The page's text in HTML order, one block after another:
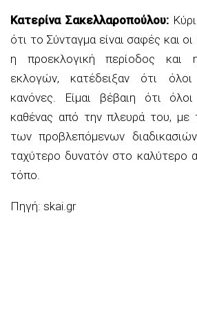
Κατερίνα Σακελλαροπούλου:
ότι το Σύνταγμα είναι σαφές και
η προεκλογική περίοδος και
εκλογών, κατέδειξαν ότι
κανόνες. Είμαι βέβαιη ότι
καθένας από την πλευρά του, με
των προβλεπόμενων
ταχύτερο δυνατόν στο καλύτερο
τόπο.
Πηγή: skai.gr